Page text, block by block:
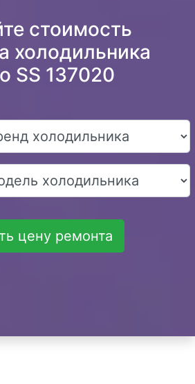
стоимость
холодильника
SS 137020
цену ремонта